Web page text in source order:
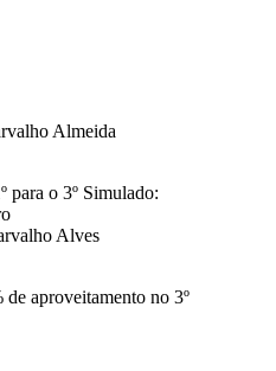
Almeida
para o 3º Simulado:
Alves
de aproveitamento no 3º